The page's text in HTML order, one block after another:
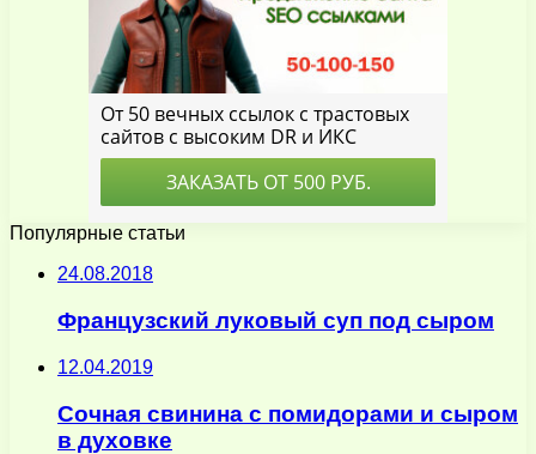
Популярные статьи
24.08.2018
Французский луковый суп под сыром
12.04.2019
Сочная свинина с помидорами и сыром
в духовке